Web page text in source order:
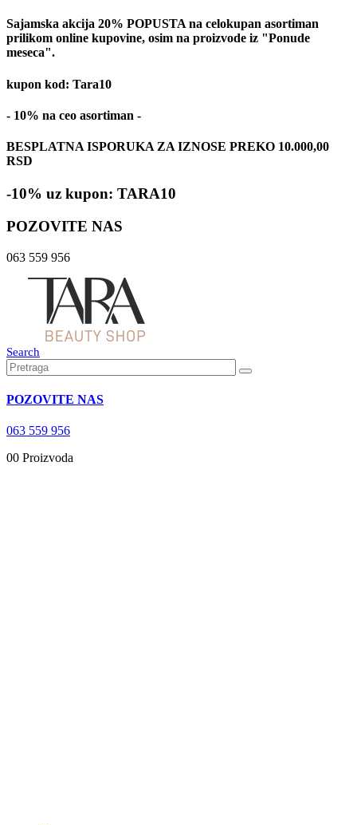
Sajamska akcija 20% POPUSTA na celokupan asortiman
prilikom online kupovine, osim na proizvode iz "Ponude
meseca".
kupon kod: Tara10
- 10% na ceo asortiman -
BESPLATNA ISPORUKA ZA IZNOSE PREKO 10.000,00
RSD
-10% uz kupon: TARA10
POZOVITE NAS
063 559 956
Search
POZOVITE NAS
063 559 956
00 Proizvoda